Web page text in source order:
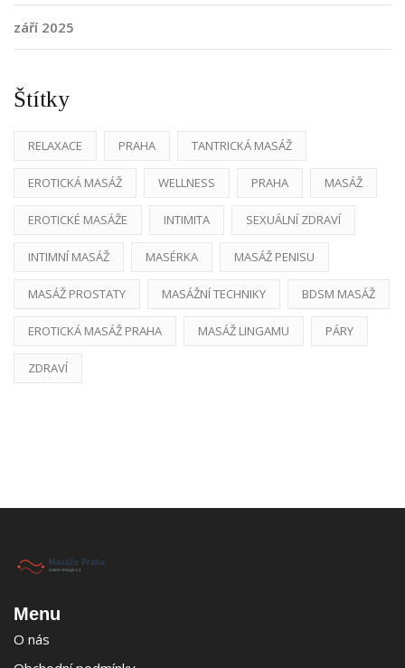
září 2025
Štítky
RELAXACE PRAHA TANTRICKÁ MASÁŽ
EROTICKÁ MASÁŽ WELLNESS PRAHA MASÁŽ
EROTICKÉ MASÁŽE INTIMITA SEXUÁLNÍ ZDRAVÍ
INTIMNÍ MASÁŽ MASÉRKA MASÁŽ PENISU
MASÁŽ PROSTATY MASÁŽNÍ TECHNIKY BDSM MASÁŽ
EROTICKÁ MASÁŽ PRAHA MASÁŽ LINGAMU PÁRY
ZDRAVÍ
Menu
O nás